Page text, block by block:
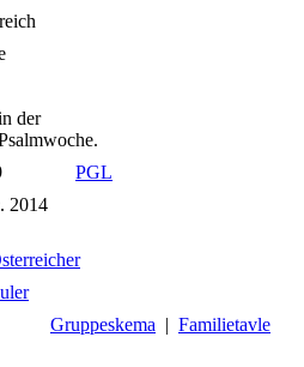
der
PGL
2014
Gruppeskema | Familietavle